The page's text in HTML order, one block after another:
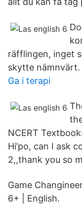
räfflingen, inget
skytte nämnvärt.
Ga i terapi
NCERT
Hi’po, can I ask
2,,thank you so
Game
6+ | English.